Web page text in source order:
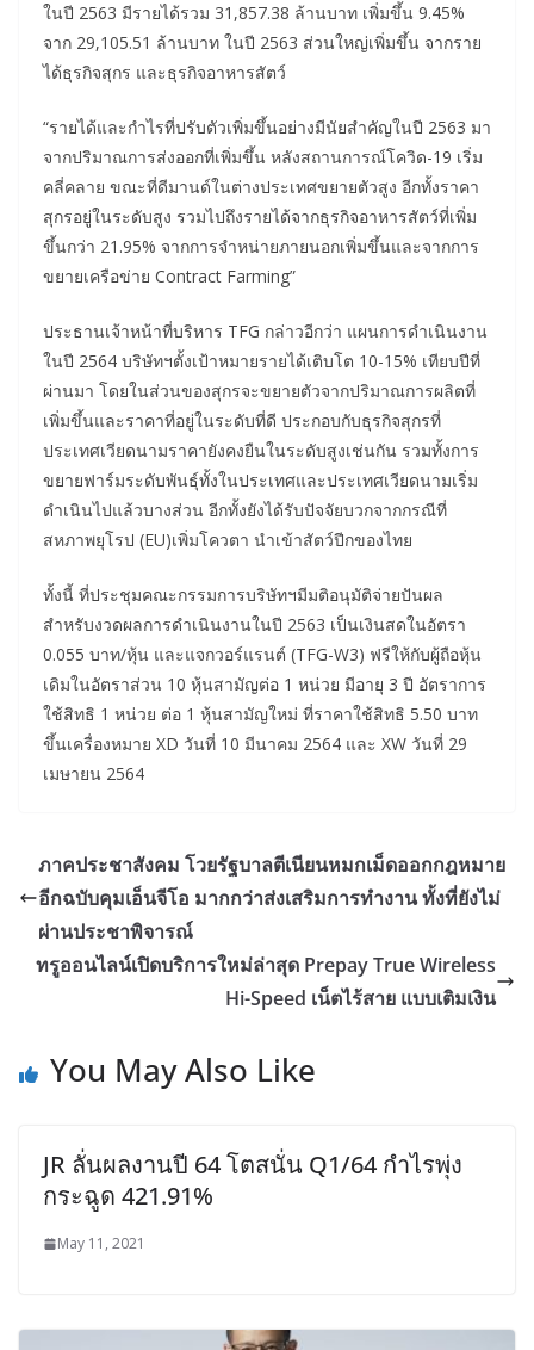
ในปี 2563 มีรายได้รวม 31,857.38 ล้านบาท เพิ่มขึ้น 9.45%
จาก 29,105.51 ล้านบาท ในปี 2563 ส่วนใหญ่เพิ่มขึ้น จากราย
ได้ธุรกิจสุกร และธุรกิจอาหารสัตว์
“รายได้และกำไรที่ปรับตัวเพิ่มขึ้นอย่างมีนัยสำคัญในปี 2563 มา
จากปริมาณการส่งออกที่เพิ่มขึ้น หลังสถานการณ์โควิด-19 เริ่ม
คลี่คลาย ขณะที่ดีมานด์ในต่างประเทศขยายตัวสูง อีกทั้งราคา
สุกรอยู่ในระดับสูง รวมไปถึงรายได้จากธุรกิจอาหารสัตว์ที่เพิ่ม
ขึ้นกว่า 21.95% จากการจำหน่ายภายนอกเพิ่มขึ้นและจากการ
ขยายเครือข่าย Contract Farming”
ประธานเจ้าหน้าที่บริหาร TFG กล่าวอีกว่า แผนการดำเนินงาน
ในปี 2564 บริษัทฯตั้งเป้าหมายรายได้เติบโต 10-15% เทียบปีที่
ผ่านมา โดยในส่วนของสุกรจะขยายตัวจากปริมาณการผลิตที่
เพิ่มขึ้นและราคาที่อยู่ในระดับที่ดี ประกอบกับธุรกิจสุกรที่
ประเทศเวียดนามราคายังคงยืนในระดับสูงเช่นกัน รวมทั้งการ
ขยายฟาร์มระดับพันธุ์ทั้งในประเทศและประเทศเวียดนามเริ่ม
ดำเนินไปแล้วบางส่วน อีกทั้งยังได้รับปัจจัยบวกจากกรณีที่
สหภาพยุโรป (EU)เพิ่มโควตา นำเข้าสัตว์ปีกของไทย
ทั้งนี้ ที่ประชุมคณะกรรมการบริษัทฯมีมติอนุมัติจ่ายปันผล
สำหรับงวดผลการดำเนินงานในปี 2563 เป็นเงินสดในอัตรา
0.055 บาท/หุ้น และแจกวอร์แรนต์ (TFG-W3) ฟรีให้กับผู้ถือหุ้น
เดิมในอัตราส่วน 10 หุ้นสามัญต่อ 1 หน่วย มีอายุ 3 ปี อัตราการ
ใช้สิทธิ 1 หน่วย ต่อ 1 หุ้นสามัญใหม่ ที่ราคาใช้สิทธิ 5.50 บาท
ขึ้นเครื่องหมาย XD วันที่ 10 มีนาคม 2564 และ XW วันที่ 29
เมษายน 2564
ภาคประชาสังคม โวยรัฐบาลตีเนียนหมกเม็ดออกกฎหมาย
อีกฉบับคุมเอ็นจีโอ มากกว่าส่งเสริมการทำงาน ทั้งที่ยังไม่
ผ่านประชาพิจารณ์
ทรูออนไลน์เปิดบริการใหม่ล่าสุด Prepay True Wireless
Hi-Speed เน็ตไร้สาย แบบเติมเงิน
You May Also Like
JR ลั่นผลงานปี 64 โตสนั่น Q1/64 กำไรพุ่ง
กระฉูด 421.91%
May 11, 2021